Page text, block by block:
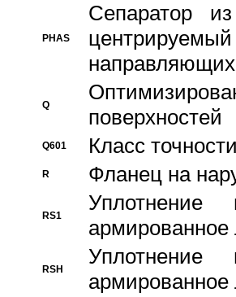
PHAS
Сепаратор
Q
поверхностей
Q601 Класс
R Фланец на
RS1
Уплотнение
RSH
Уплотнение